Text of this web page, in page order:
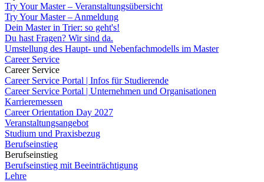
Try Your Master – Veranstaltungsübersicht
Try Your Master – Anmeldung
Dein Master in Trier: so geht's!
Du hast Fragen? Wir sind da.
Umstellung des Haupt- und Nebenfachmodells im Master
Career Service
Career Service
Career Service Portal | Infos für Studierende
Career Service Portal | Unternehmen und Organisationen
Karrieremessen
Career Orientation Day 2027
Veranstaltungsangebot
Studium und Praxisbezug
Berufseinstieg
Berufseinstieg
Berufseinstieg mit Beeinträchtigung
Lehre